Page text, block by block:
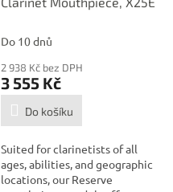
Do 10 dnů
2 938 Kč bez DPH
3 555 Kč
Do košíku
Suited for clarinetists of all
ages, abilities, and geographic
locations, our Reserve